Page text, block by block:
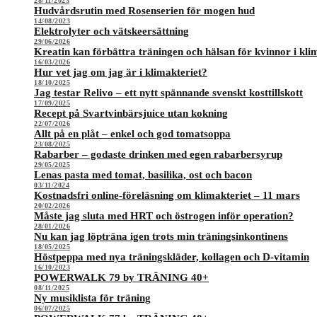
Hudvårdsrutin med Rosenserien för mogen hud
14/08/2023
Elektrolyter och vätskeersättning
29/06/2026
Kreatin kan förbättra träningen och hälsan för kvinnor i
16/03/2026
Hur vet jag om jag är i klimakteriet?
18/10/2025
Jag testar Relivo – ett nytt spännande svenskt kosttillskott
17/09/2025
Recept på Svartvinbärsjuice utan kokning
22/07/2026
Allt på en plåt – enkel och god tomatsoppa
23/08/2025
Rabarber – godaste drinken med egen rabarbersyrup
29/05/2025
Lenas pasta med tomat, basilika, ost och bacon
03/11/2024
Kostnadsfri online-föreläsning om klimakteriet – 11 mars
20/02/2026
Måste jag sluta med HRT och östrogen inför operation?
28/01/2026
Nu kan jag löpträna igen trots min träningsinkontinens
18/05/2025
Höstpeppa med nya träningskläder, kollagen och D-vitamin
16/10/2023
POWERWALK 79 by TRÄNING 40+
08/11/2025
Ny musiklista för träning
06/07/2025